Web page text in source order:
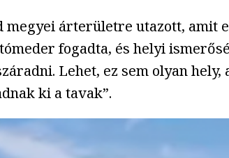
árterületre utazott, amit
fogadta, és helyi
Lehet, ez sem olyan hely,
ki a tavak”.